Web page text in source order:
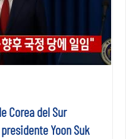
Corea del Sur
Yoon Suk